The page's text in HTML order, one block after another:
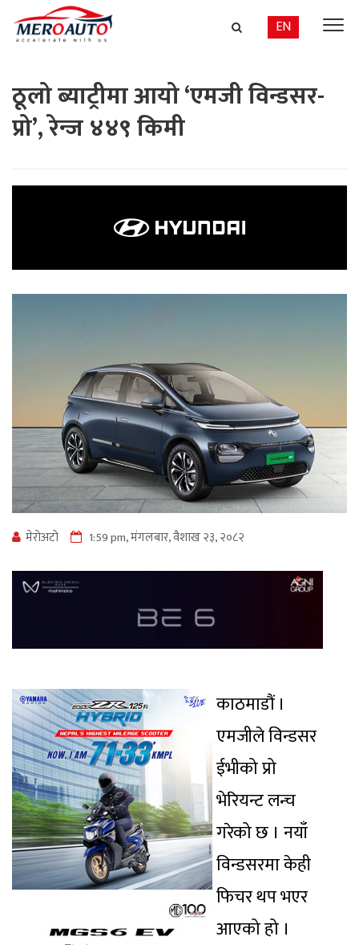
EN
ठूलो ब्याट्रीमा आयो ‘एमजी विन्डसर-
प्रो’, रेन्ज ४४९ किमी
मेराेअटाे 1:59 pm, मंगलबार, वैशाख २३, २०८२
काठमाडौं ।
एमजीले विन्डसर
ईभीको प्रो
भेरियन्ट लन्च
गरेको छ । नयाँ
विन्डसरमा केही
फिचर थप भएर
आएको हो ।